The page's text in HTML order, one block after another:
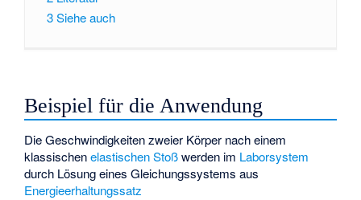
3Siehe auch
Beispiel für die Anwendung
Die Geschwindigkeiten zweier Körper nach einem
klassischenelastischen Stoßwerden im Laborsystem
durch Lösung eines Gleichungssystems aus
Energieerhaltungssatz